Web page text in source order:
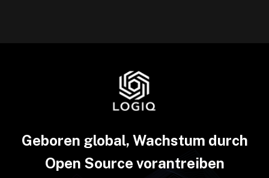
Geboren global, Wachstum durch
Open Source vorantreiben